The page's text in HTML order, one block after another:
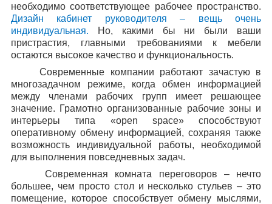
необходимо соответствующее рабочее пространство.
Дизайн кабинет руководителя – вещь очень
индивидуальная. Но, какими бы ни были ваши
пристрастия, главными требованиями к мебели
остаются высокое качество и функциональность.
Современные компании работают зачастую в
многозадачном режиме, когда обмен информацией
между членами рабочих групп имеет решающее
значение. Грамотно организованные рабочие зоны и
интерьеры типа «open space» способствуют
оперативному обмену информацией, сохраняя также
возможность индивидуальной работы, необходимой
для выполнения повседневных задач.
Современная комната переговоров – нечто
большее, чем просто стол и несколько стульев – это
помещение, которое способствует обмену мыслями,